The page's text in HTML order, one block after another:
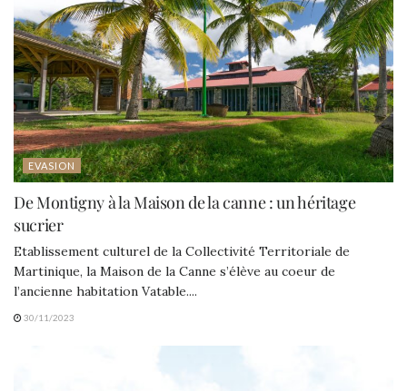
EVASION
De Montigny à la Maison de la canne : un héritage
sucrier
Etablissement culturel de la Collectivité Territoriale de
Martinique, la Maison de la Canne s’élève au coeur de
l’ancienne habitation Vatable....
30/11/2023